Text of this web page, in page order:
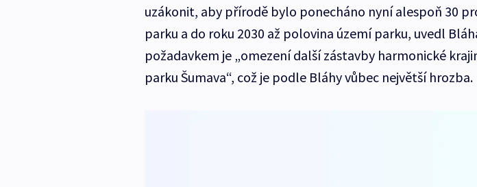
uzákonit, aby přírodě bylo ponecháno nyní alespoň 30
parku a do roku 2030 až polovina území parku, uvedl
požadavkem je „omezení další zástavby harmonické
parku Šumava“, což je podle Bláhy vůbec největší hrozba.